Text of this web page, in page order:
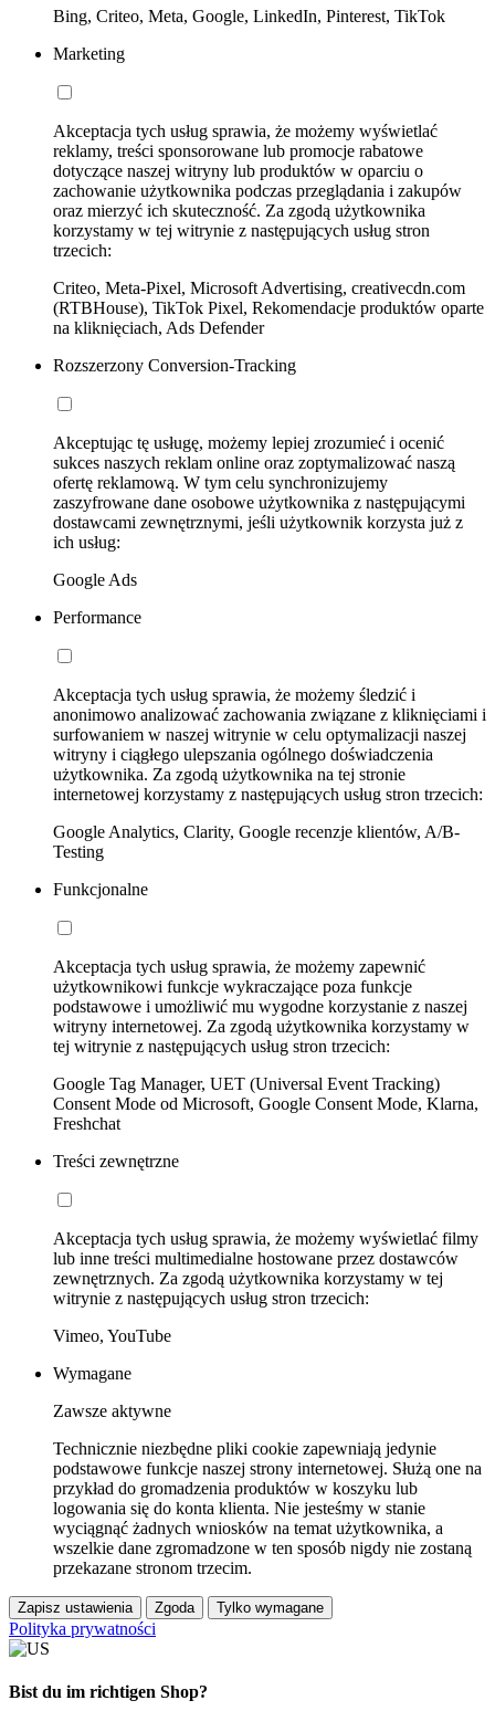
Bing, Criteo, Meta, Google, LinkedIn, Pinterest, TikTok
Marketing
Akceptacja tych usług sprawia, że możemy wyświetlać
reklamy, treści sponsorowane lub promocje rabatowe
dotyczące naszej witryny lub produktów w oparciu o
zachowanie użytkownika podczas przeglądania i zakupów
oraz mierzyć ich skuteczność. Za zgodą użytkownika
korzystamy w tej witrynie z następujących usług stron
trzecich:
Criteo, Meta-Pixel, Microsoft Advertising, creativecdn.com
(RTBHouse), TikTok Pixel, Rekomendacje produktów oparte
na kliknięciach, Ads Defender
Rozszerzony Conversion-Tracking
Akceptując tę usługę, możemy lepiej zrozumieć i ocenić
sukces naszych reklam online oraz zoptymalizować naszą
ofertę reklamową. W tym celu synchronizujemy
zaszyfrowane dane osobowe użytkownika z następującymi
dostawcami zewnętrznymi, jeśli użytkownik korzysta już z
ich usług:
Google Ads
Performance
Akceptacja tych usług sprawia, że możemy śledzić i
anonimowo analizować zachowania związane z kliknięciami i
surfowaniem w naszej witrynie w celu optymalizacji naszej
witryny i ciągłego ulepszania ogólnego doświadczenia
użytkownika. Za zgodą użytkownika na tej stronie
internetowej korzystamy z następujących usług stron trzecich:
Google Analytics, Clarity, Google recenzje klientów, A/B-
Testing
Funkcjonalne
Akceptacja tych usług sprawia, że możemy zapewnić
użytkownikowi funkcje wykraczające poza funkcje
podstawowe i umożliwić mu wygodne korzystanie z naszej
witryny internetowej. Za zgodą użytkownika korzystamy w
tej witrynie z następujących usług stron trzecich:
Google Tag Manager, UET (Universal Event Tracking)
Consent Mode od Microsoft, Google Consent Mode, Klarna,
Freshchat
Treści zewnętrzne
Akceptacja tych usług sprawia, że możemy wyświetlać filmy
lub inne treści multimedialne hostowane przez dostawców
zewnętrznych. Za zgodą użytkownika korzystamy w tej
witrynie z następujących usług stron trzecich:
Vimeo, YouTube
Wymagane
Zawsze aktywne
Technicznie niezbędne pliki cookie zapewniają jedynie
podstawowe funkcje naszej strony internetowej. Służą one na
przykład do gromadzenia produktów w koszyku lub
logowania się do konta klienta. Nie jesteśmy w stanie
wyciągnąć żadnych wniosków na temat użytkownika, a
wszelkie dane zgromadzone w ten sposób nigdy nie zostaną
przekazane stronom trzecim.
Zapisz ustawienia Zgoda Tylko wymagane
Polityka prywatności
Bist du im richtigen Shop?